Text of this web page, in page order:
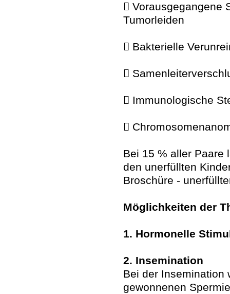
 Vorausgegangene
Tumorleiden
 Bakterielle

 Immunologische

Bei 15 % aller Paare
den unerfüllten
Broschüre -
Möglichkeiten der
1. Hormonelle
2. Insemination
Bei der Insemination
gewonnenen